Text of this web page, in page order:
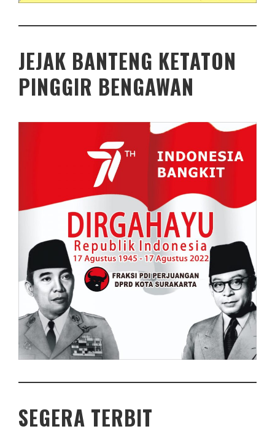
JEJAK BANTENG KETATON
PINGGIR BENGAWAN
SEGERA TERBIT